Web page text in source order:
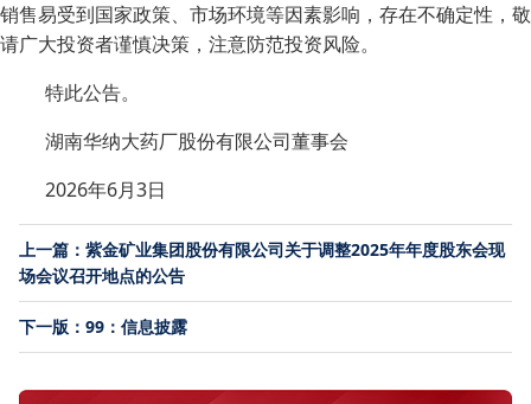
销售易受到国家政策、市场环境等因素影响，存在不确定性，敬
请广大投资者谨慎决策，注意防范投资风险。
特此公告。
湖南华纳大药厂股份有限公司董事会
2026年6月3日
上一篇：紫金矿业集团股份有限公司关于调整2025年年度股东会现
场会议召开地点的公告
下一版：99：信息披露